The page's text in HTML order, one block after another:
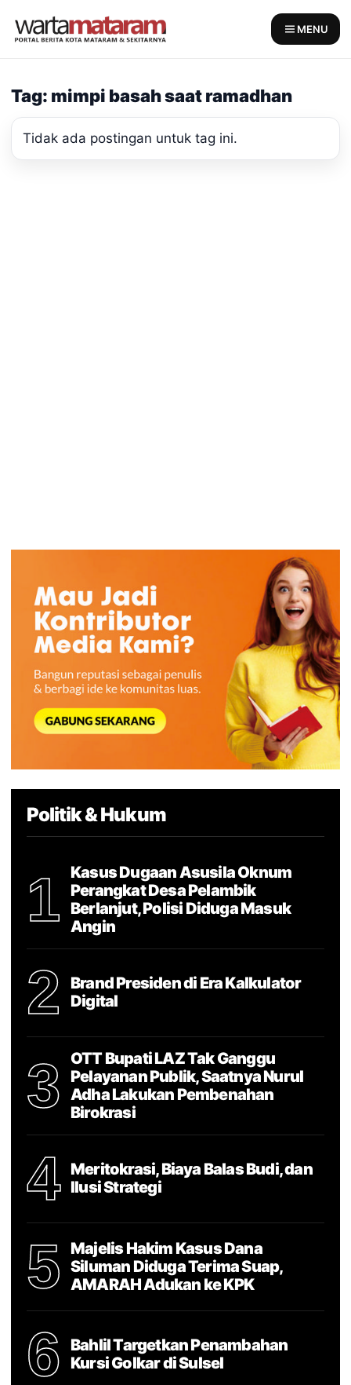
MENU
Tag: mimpi basah saat ramadhan
Tidak ada postingan untuk tag ini.
Politik & Hukum
1
Kasus Dugaan Asusila Oknum
Perangkat Desa Pelambik
Berlanjut, Polisi Diduga Masuk
Angin
2
Brand Presiden di Era Kalkulator
Digital
3
OTT Bupati LAZ Tak Ganggu
Pelayanan Publik, Saatnya Nurul
Adha Lakukan Pembenahan
Birokrasi
4
Meritokrasi, Biaya Balas Budi, dan
Ilusi Strategi
5
Majelis Hakim Kasus Dana
Siluman Diduga Terima Suap,
AMARAH Adukan ke KPK
6
Bahlil Targetkan Penambahan
Kursi Golkar di Sulsel